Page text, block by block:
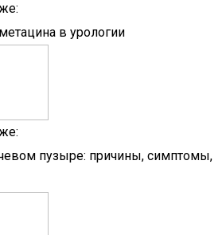
в урологии
пузыре: причины, симптомы,